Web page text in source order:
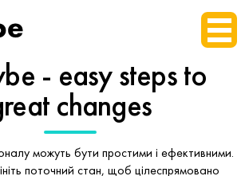
- easy stepsto
changes
можуть бути простими і ефективними.
поточний стан, щоб цілеспрямовано